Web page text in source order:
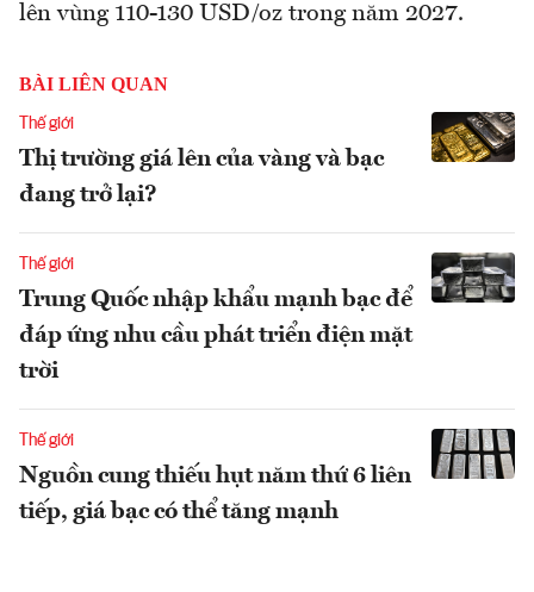
lên vùng 110-130 USD/oz trong năm 2027.
BÀI LIÊN QUAN
Thế giới
Thị trường giá lên của vàng và bạc
đang trở lại?
Thế giới
Trung Quốc nhập khẩu mạnh bạc để
đáp ứng nhu cầu phát triển điện mặt
trời
Thế giới
Nguồn cung thiếu hụt năm thứ 6 liên
tiếp, giá bạc có thể tăng mạnh